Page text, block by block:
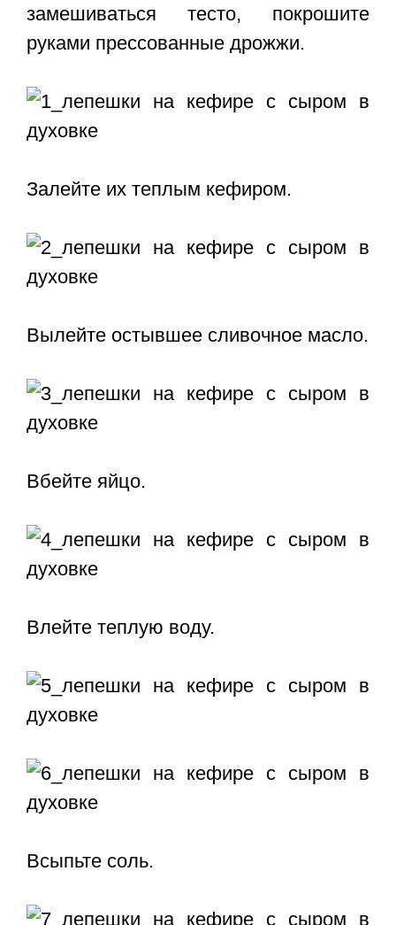
замешиваться тесто, покрошите
руками прессованные дрожжи.
Залейте их теплым кефиром.
Вылейте остывшее сливочное масло.
Вбейте яйцо.
Влейте теплую воду.
Всыпьте соль.